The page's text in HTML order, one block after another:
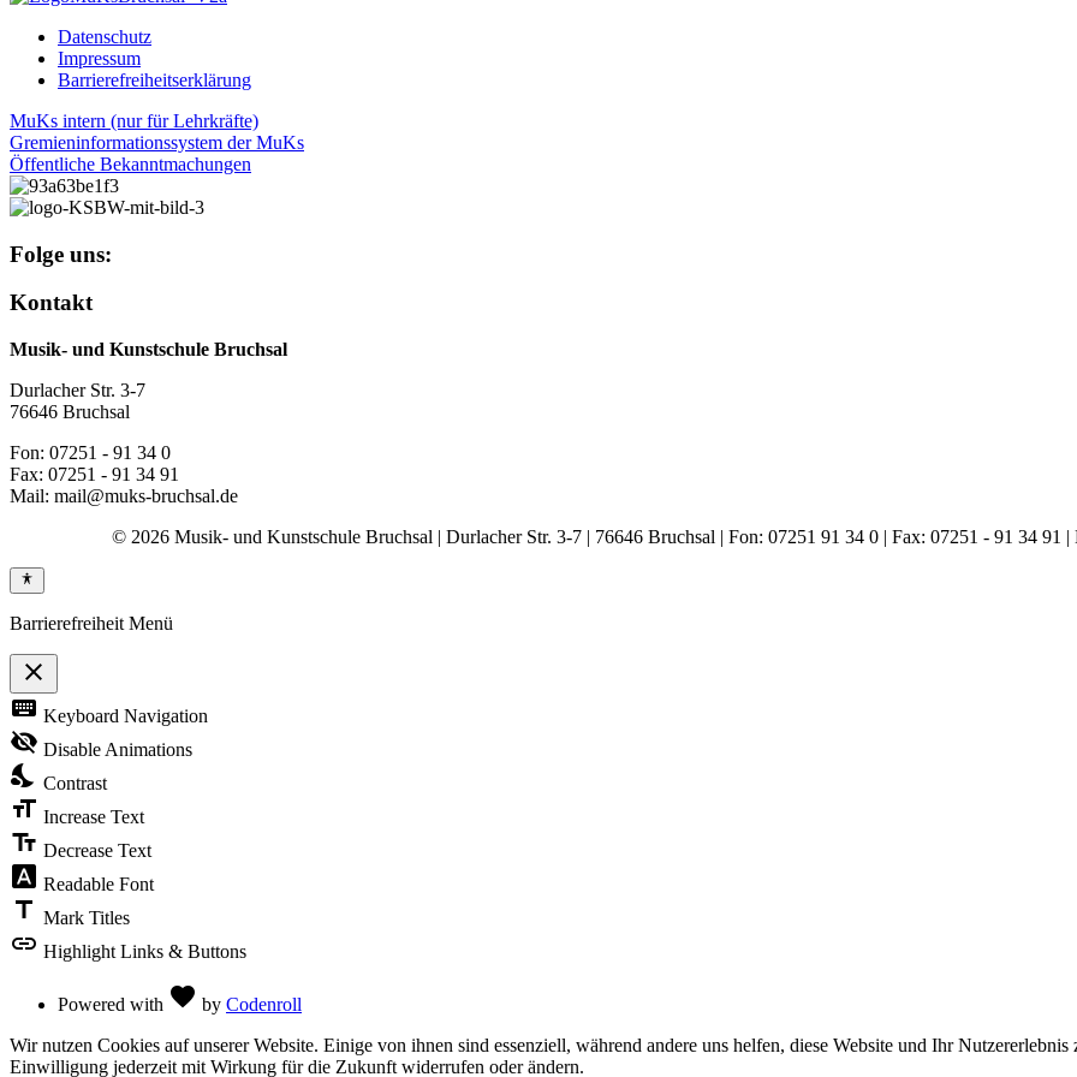
Datenschutz
Impressum
Barrierefreiheitserklärung
MuKs intern (nur für Lehrkräfte)
Gremieninformationssystem der MuKs
Öffentliche Bekanntmachungen
Folge uns:
Kontakt
Musik- und Kunstschule Bruchsal
Durlacher Str. 3-7
76646 Bruchsal
Fon: 07251 - 91 34 0
Fax: 07251 - 91 34 91
Mail: mail@muks-bruchsal.de
© 2026 Musik- und Kunstschule Bruchsal | Durlacher Str. 3-7 | 76646 Bruchsal | Fon: 07251 91 34 0 | Fax: 07251 - 91 34 91
Barrierefreiheit Menü
close
Toggle
the
visibility
of
Accessibility
Toolbar
keyboard Keyboard Navigation
visibility_off Disable Animations
nights_stay Contrast
format_size Increase Text
text_fields Decrease Text
font_download Readable Font
title Mark Titles
link Highlight Links & Buttons
Powered with favorite by Codenroll
Wir nutzen Cookies auf unserer Website. Einige von ihnen sind essenziell, während andere uns helfen, diese Website und Ihr
Einwilligung jederzeit mit Wirkung für die Zukunft widerrufen oder ändern.